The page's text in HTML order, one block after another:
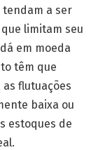
tendam a ser
limitam seu
em moeda
têm que
flutuações
baixa ou
estoques de